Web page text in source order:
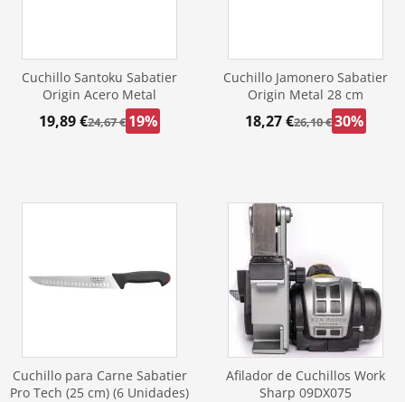
Cuchillo Santoku Sabatier
Origin Acero Metal
19,89 €24,67 € 19%
Cuchillo Jamonero Sabatier
Origin Metal 28 cm
18,27 €26,10 €30%
Cuchillo para Carne Sabatier
Pro Tech (25 cm) (6 Unidades)
Afilador de Cuchillos Work
Sharp 09DX075